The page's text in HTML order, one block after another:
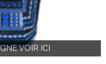
VOIR ICI